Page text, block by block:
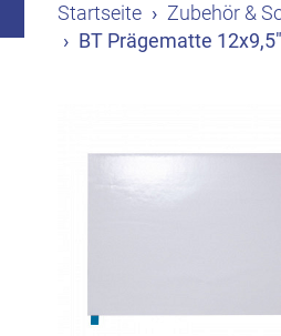
Startseite Zubehör &
BT Prägematte